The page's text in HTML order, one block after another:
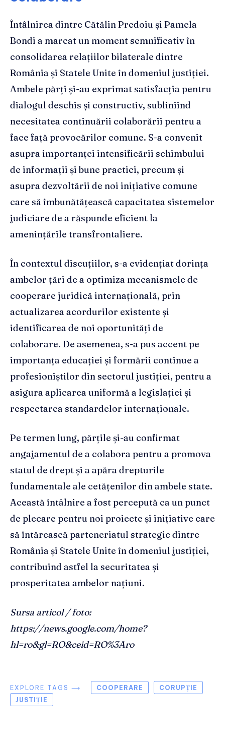
Întâlnirea dintre Cătălin Predoiu și Pamela
Bondi a marcat un moment semnificativ în
consolidarea relațiilor bilaterale dintre
România și Statele Unite în domeniul justiției.
Ambele părți și-au exprimat satisfacția pentru
dialogul deschis și constructiv, subliniind
necesitatea continuării colaborării pentru a
face față provocărilor comune. S-a convenit
asupra importanței intensificării schimbului
de informații și bune practici, precum și
asupra dezvoltării de noi inițiative comune
care să îmbunătățească capacitatea sistemelor
judiciare de a răspunde eficient la
amenințările transfrontaliere.
În contextul discuțiilor, s-a evidențiat dorința
ambelor țări de a optimiza mecanismele de
cooperare juridică internațională, prin
actualizarea acordurilor existente și
identificarea de noi oportunități de
colaborare. De asemenea, s-a pus accent pe
importanța educației și formării continue a
profesioniștilor din sectorul justiției, pentru a
asigura aplicarea uniformă a legislației și
respectarea standardelor internaționale.
Pe termen lung, părțile și-au confirmat
angajamentul de a colabora pentru a promova
statul de drept și a apăra drepturile
fundamentale ale cetățenilor din ambele state.
Această întâlnire a fost percepută ca un punct
de plecare pentru noi proiecte și inițiative care
să întărească parteneriatul strategic dintre
România și Statele Unite în domeniul justiției,
contribuind astfel la securitatea și
prosperitatea ambelor națiuni.
Sursa articol / foto:
https://news.google.com/home?
hl=ro&gl=RO&ceid=RO%3Aro
EXPLORE TAGS ⟶ COOPERARE
CORUPȚIE
JUSTIȚIE